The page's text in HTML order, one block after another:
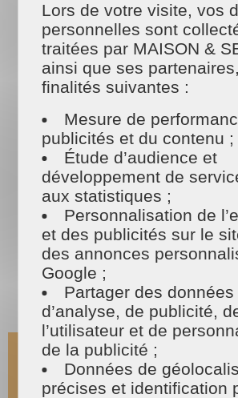
Votre jardin sera entretenu par
vrais professionnels passionnés
Les tarifs
MAISON ET
Vous aimez profiter de votre
beaux jours arrivent, comme tout
Vous voudriez avoir plus de
Lors de votre visite, vos
personnelles sont
traitées par MAISON &
ainsi que ses
finalités suivantes :
Mesure de
publicités et du contenu ;
Étude d’audience et
développement de
aux statistiques ;
Personnalisation de
et des publicités sur le
des annonces
Google ;
Partager des données
d’analyse, de publicité,
l’utilisateur et de
de la publicité ;
Données de
précises et identification